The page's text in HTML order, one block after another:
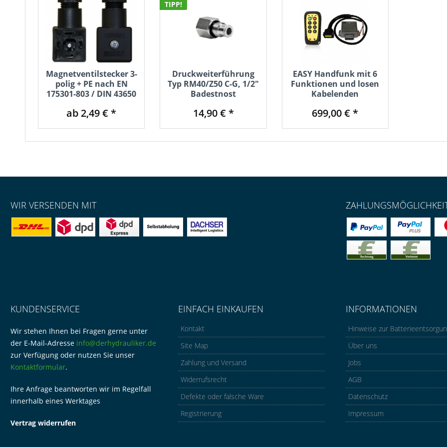
Magnetventilstecker 3-
polig + PE nach EN
175301-803 / DIN 43650
ab 2,49 € *
TIPP!
Druckweiterführung
Typ RM40/Z50 C-G, 1/2"
Badestnost
14,90 € *
EASY Handfunk mit 6
Funktionen und losen
Kabelenden
699,00 € *
WIR VERSENDEN MIT
KUNDENSERVICE
Wir stehen Ihnen bei Fragen gerne unter
der E-Mail-Adresse info@derhydrauliker.de
zur Verfügung oder nutzen Sie unser
Kontaktformular.
Ihre Anfrage beantworten wir im Regelfall
innerhalb eines Werktages
Vertrag widerrufen
EINFACH EINKAUFEN
Kontakt
Site Map
Zahlung und Versand
Widerrufsrecht
Defekte oder falsche Ware
Registrierung
INFORMATIONEN
Hinweise zur
Über uns
Jobs
AGB
Datenschutz
Impressum